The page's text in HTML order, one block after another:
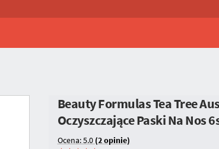
Beauty Formulas Tea Tree
Oczyszczające Paski Na Nos
Ocena: 5.0 (2 opinie)